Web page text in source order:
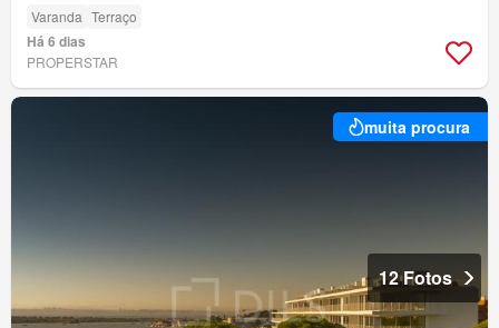
Varanda Terraço
Há 6 dias
PROPERSTAR
muita procura
12 Fotos